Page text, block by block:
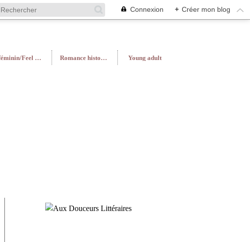
Connexion + Créer mon blog
Roman féminin/Feel Good Romance historique Young adult